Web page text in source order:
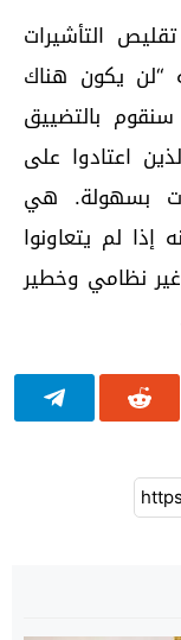
التأشيرات
“لن يكون هناك
بالتضييق
اعتادوا على
بسهولة. هي
لم يتعاونوا
نظامي وخطير